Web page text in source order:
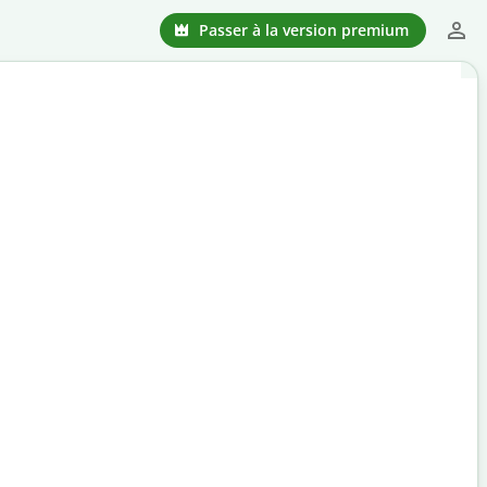
Passer à la version premium